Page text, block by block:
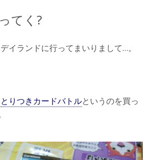
てく?
イランドに行ってまいりまして…。
とりつきカードバトルというのを買っ